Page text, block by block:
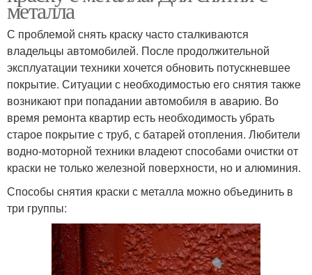
металла
С проблемой снять краску часто сталкиваются
владельцы автомобилей. После продолжительной
эксплуатации техники хочется обновить потускневшее
покрытие. Ситуации с необходимостью его снятия также
возникают при попадании автомобиля в аварию. Во
время ремонта квартир есть необходимость убрать
старое покрытие с труб, с батарей отопления. Любители
водно-моторной техники владеют способами очистки от
краски не только железной поверхности, но и алюминия.
Способы снятия краски с металла можно объединить в
три группы: